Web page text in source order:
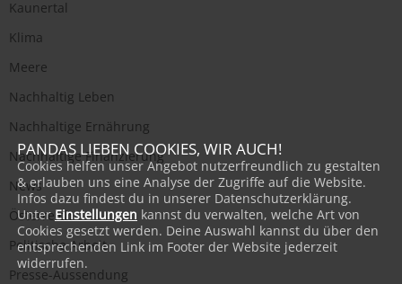
Kaunertal
Klima
Meere
Nachhaltig Leben
Nachhaltige Ernährung
Nachhaltige Finanzierung
News
Österreich
Politische Arbeit
Presse-Aussendung
PANDAS LIEBEN COOKIES, WIR AUCH!
Cookies helfen unser Angebot nutzerfreundlich zu gestalten
& erlauben uns eine Analyse der Zugriffe auf die Website.
Infos dazu findest du in unserer Datenschutzerklärung.
UnterEinstellungen kannst du verwalten, welche Art von
Cookies gesetzt werden. Deine Auswahl kannst du über den
entsprechenden Link im Footer der Website jederzeit
widerrufen.